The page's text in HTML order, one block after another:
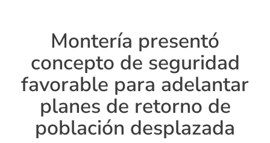
Montería presentó
concepto de seguridad
favorable para adelantar
planes de retorno de
población desplazada